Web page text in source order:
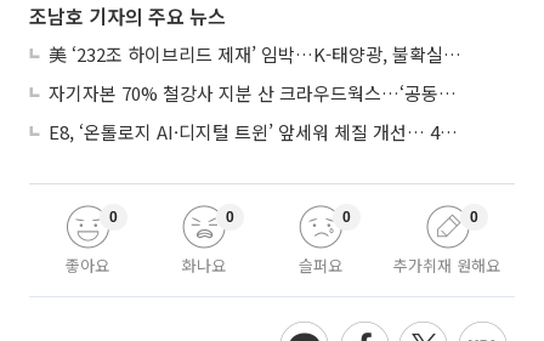
조남호 기자의 주요 뉴스
美 ‘232조 하이브리드 제재’ 임박…K-태양광, 불확실성 털고 날개 다나
자기자본 70% 철강사 지분 산 크라우드웍스…‘공동경영’으로 AI 시너지 낼까
E8, ‘온톨로지 AI·디지털 트윈’ 앞세워 체질 개선… 4분기 흑자전환 총력
좋아요
0
화나요
0
슬퍼요
0
추가취재 원해요
0